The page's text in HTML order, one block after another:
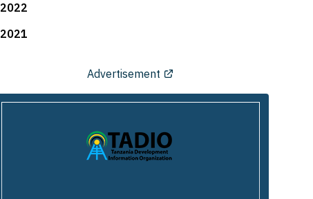
2022
2021
Advertisement